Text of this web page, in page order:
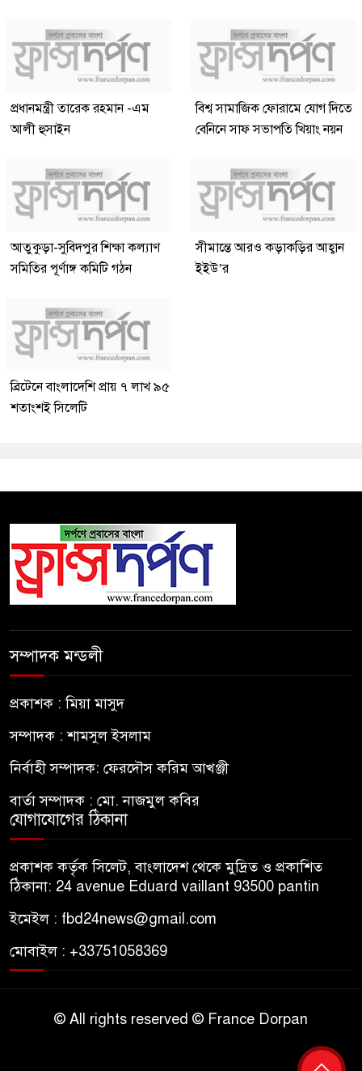
প্রধানমন্ত্রী তারেক রহমান -এম
আলী হুসাইন
বিশ্ব সামাজিক ফোরামে যোগ দিতে
বেনিনে সাফ সভাপতি খিয়াং নয়ন
আতুকুড়া-সুবিদপুর শিক্ষা কল্যাণ
সমিতির পূর্ণাঙ্গ কমিটি গঠন
সীমান্তে আরও কড়াকড়ির আহ্বান
ইইউ’র
ব্রিটেনে বাংলাদেশি প্রায় ৭ লাখ ৯৫
শতাংশই সিলেটি
সম্পাদক মন্ডলী
প্রকাশক : মিয়া মাসুদ
সম্পাদক : শামসুল ইসলাম
নির্বাহী সম্পাদক: ফেরদৌস করিম আখঞ্জী
বার্তা সম্পাদক : মো. নাজমুল কবির
যোগাযোগের ঠিকানা
প্রকাশক কর্তৃক সিলেট, বাংলাদেশ থেকে মুদ্রিত ও প্রকাশিত
ঠিকানা: 24 avenue Eduard vaillant 93500 pantin
ইমেইল : fbd24news@gmail.com
মোবাইল : +33751058369
© All rights reserved © France Dorpan